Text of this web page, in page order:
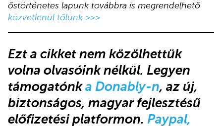
őstörténetes lapunk továbbra is megrendelhető
közvetlenül tőlünk >>>
Ezt a cikket nem közölhettük
volna olvasóink nélkül. Legyen
támogatónka Donably-n, az új,
biztonságos, magyar fejlesztésű
előfizetési platformon. Paypal,